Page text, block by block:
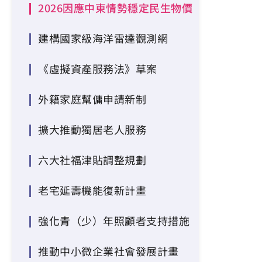
2026因應中東情勢穩定民生物價
建構國家級海洋雷達觀測網
《虛擬資產服務法》草案
外籍家庭幫傭申請新制
擴大推動獨居老人服務
六大社福津貼調整規劃
老宅延壽機能復新計畫
強化青（少）年照顧者支持措施
推動中小微企業社會發展計畫